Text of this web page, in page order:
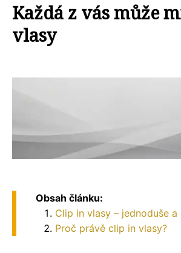
Každá z vás může
vlasy
Obsah článku:
Clip in vlasy – jednoduše
Proč právě clip in vlasy?